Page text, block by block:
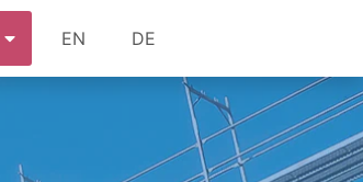
EN DE